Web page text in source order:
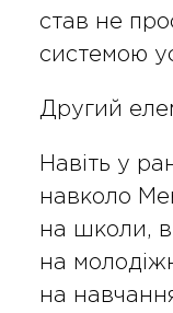
став не
системою
Другий
Навіть у
навколо
на школи, в
на
на